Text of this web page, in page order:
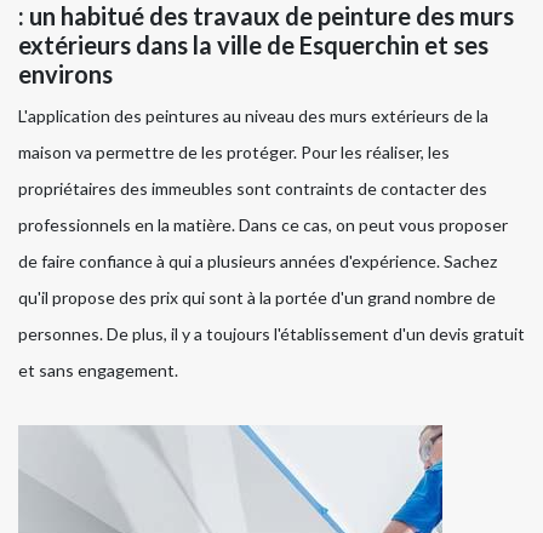
: un habitué des travaux de peinture des murs
extérieurs dans la ville de Esquerchin et ses
environs
L'application des peintures au niveau des murs extérieurs de la
maison va permettre de les protéger. Pour les réaliser, les
propriétaires des immeubles sont contraints de contacter des
professionnels en la matière. Dans ce cas, on peut vous proposer
de faire confiance à qui a plusieurs années d'expérience. Sachez
qu'il propose des prix qui sont à la portée d'un grand nombre de
personnes. De plus, il y a toujours l'établissement d'un devis gratuit
et sans engagement.